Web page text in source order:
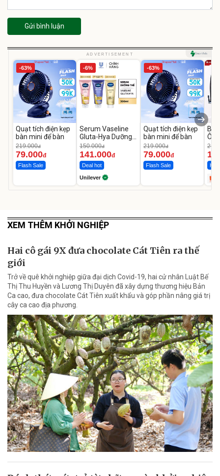
Gửi bình luận
ADVERTISEMENT
-63%
Quạt tích điện kẹp
bàn mini để bàn
219.000đ
79.000đ
Flash Sale
-6%
Serum Vaseline
Gluta-Hya Dưỡng
Da Sáng Mịn Sau 7
Ngày
150.000đ
141.000đ
Deal hot
Unilever
-63%
Quạt tích điện kẹp
bàn mini để bàn
219.000đ
79.000đ
Flash Sale
Ô
Hot
XEM THÊM KHỞI NGHIỆP
Hai cô gái 9X đưa chocolate Cát Tiên ra thế
giới
Trở về quê khởi nghiệp giữa đại dịch Covid-19, hai cử nhân Luật Bế
Thị Thu Huyền và Lương Thị Duyên đã xây dựng thương hiệu Bản
Ca cao, đưa chocolate Cát Tiên xuất khẩu và góp phần nâng giá trị
cây ca cao địa phương.